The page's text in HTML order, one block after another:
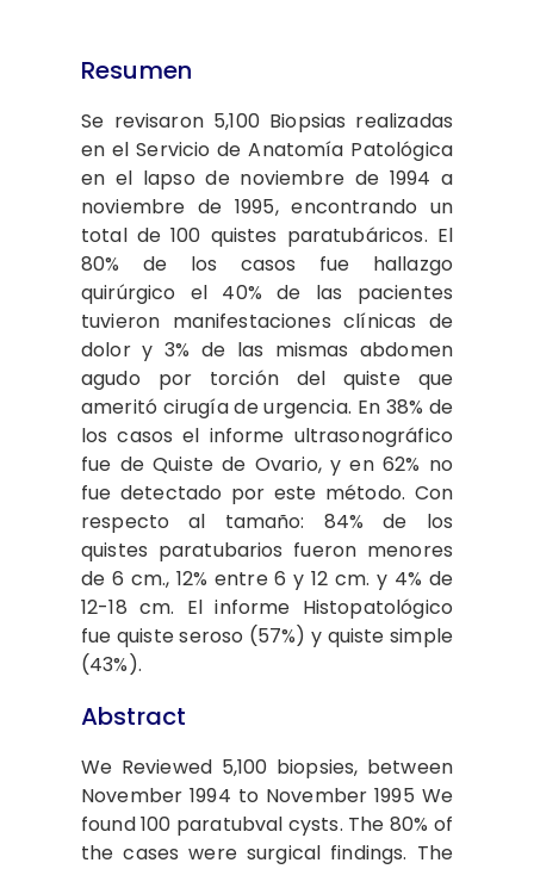
Resumen
Se revisaron 5,100 Biopsias realizadas
en el Servicio de Anatomía Patológica
en el lapso de noviembre de 1994 a
noviembre de 1995, encontrando un
total de 100 quistes paratubáricos. El
80% de los casos fue hallazgo
quirúrgico el 40% de las pacientes
tuvieron manifestaciones clínicas de
dolor y 3% de las mismas abdomen
agudo por torción del quiste que
ameritó cirugía de urgencia. En 38% de
los casos el informe ultrasonográfico
fue de Quiste de Ovario, y en 62% no
fue detectado por este método. Con
respecto al tamaño: 84% de los
quistes paratubarios fueron menores
de 6 cm., 12% entre 6 y 12 cm. y 4% de
12-18 cm. El informe Histopatológico
fue quiste seroso (57%) y quiste simple
(43%).
Abstract
We Reviewed 5,100 biopsies, between
November 1994 to November 1995 We
found 100 paratubval cysts. The 80% of
the cases were surgical findings. The